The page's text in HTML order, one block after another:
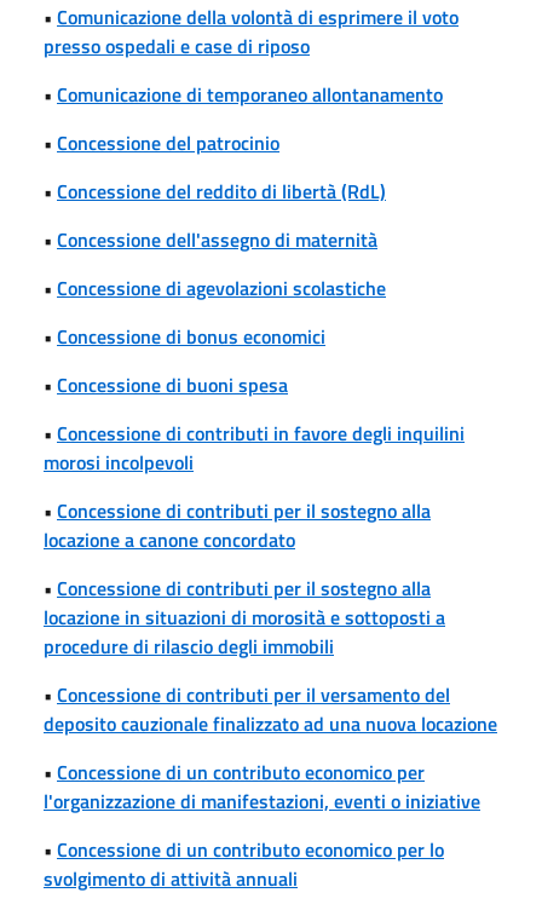
• Comunicazione della volontà di esprimere il voto
presso ospedali e case di riposo
• Comunicazione di temporaneo allontanamento
• Concessione del patrocinio
• Concessione del reddito di libertà (RdL)
• Concessione dell'assegno di maternità
• Concessione di agevolazioni scolastiche
• Concessione di bonus economici
• Concessione di buoni spesa
• Concessione di contributi in favore degli inquilini
morosi incolpevoli
• Concessione di contributi per il sostegno alla
locazione a canone concordato
• Concessione di contributi per il sostegno alla
locazione in situazioni di morosità e sottoposti a
procedure di rilascio degli immobili
• Concessione di contributi per il versamento del
deposito cauzionale finalizzato ad una nuova locazione
• Concessione di un contributo economico per
l'organizzazione di manifestazioni, eventi o iniziative
• Concessione di un contributo economico per lo
svolgimento di attività annuali